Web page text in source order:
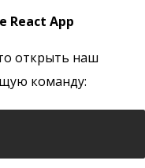
React App
открыть наш
команду: